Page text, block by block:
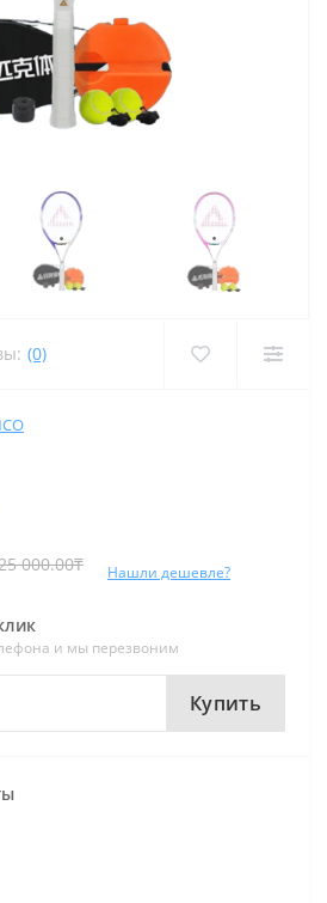
(0)
000.00₸ Нашли дешевле?
и мы перезвоним
Купить